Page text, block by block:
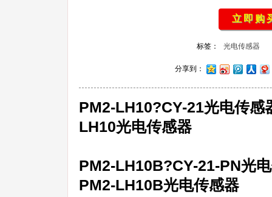
立即购
标签： 光电传感器
分享到：
PM2-LH10?CY-21光电传
LH10光电传感器
PM2-LH10B?CY-21-PN光
PM2-LH10B光电传感器